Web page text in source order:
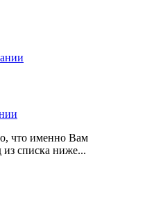
что именно Вам
из списка ниже...